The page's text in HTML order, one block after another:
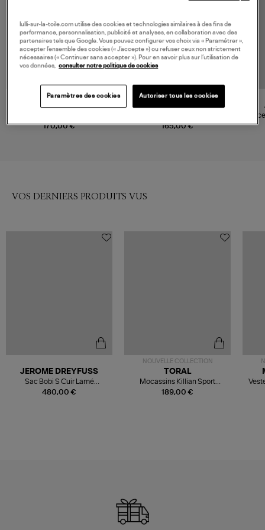
170,00 €
LES FELICITES
Amour
165,00 €
Mandalas Doré
VOS DERNIERS PRODUITS VUS
480,00 €
JEROME DREYFUSS
Sac Bobi S Cuir Lamé
Champagne
NOUVELLE COLLECTION
189,00 €
TORAL
Mocassins Killian Sport
Mousse
lulli-sur-la-toile.com utilise des cookies et technologies similaires à des fins de
performance, personnalisation, publicité et analyses, en collaboration avec des
partenaires tels que Google. Vous pouvez configurer vos choix via « Paramétrer »,
accepter l’ensemble des cookies (« J’accepte ») ou refuser ceux non strictement
nécessaires (« Continuer sans accepter »). Pour en savoir plus sur l’utilisation de
vos données, consulter notre politique de cookies
Paramètres des cookies Autoriser tous les cookies